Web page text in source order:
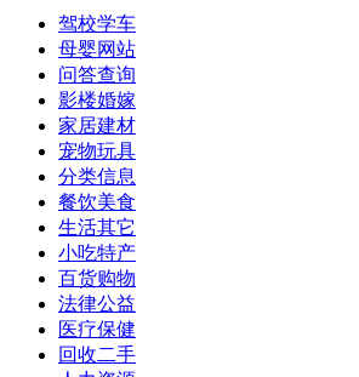
驾校学车
母婴网站
问答查询
影楼婚嫁
家居建材
宠物玩具
分类信息
餐饮美食
生活其它
小吃特产
百货购物
法律公益
医疗保健
回收二手